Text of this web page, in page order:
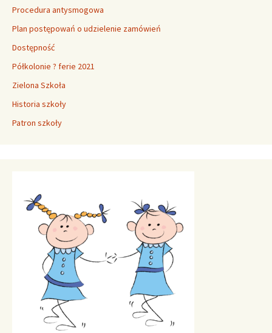
Procedura antysmogowa
Plan postępowań o udzielenie zamówień
Dostępność
Półkolonie ? ferie 2021
Zielona Szkoła
Historia szkoły
Patron szkoły